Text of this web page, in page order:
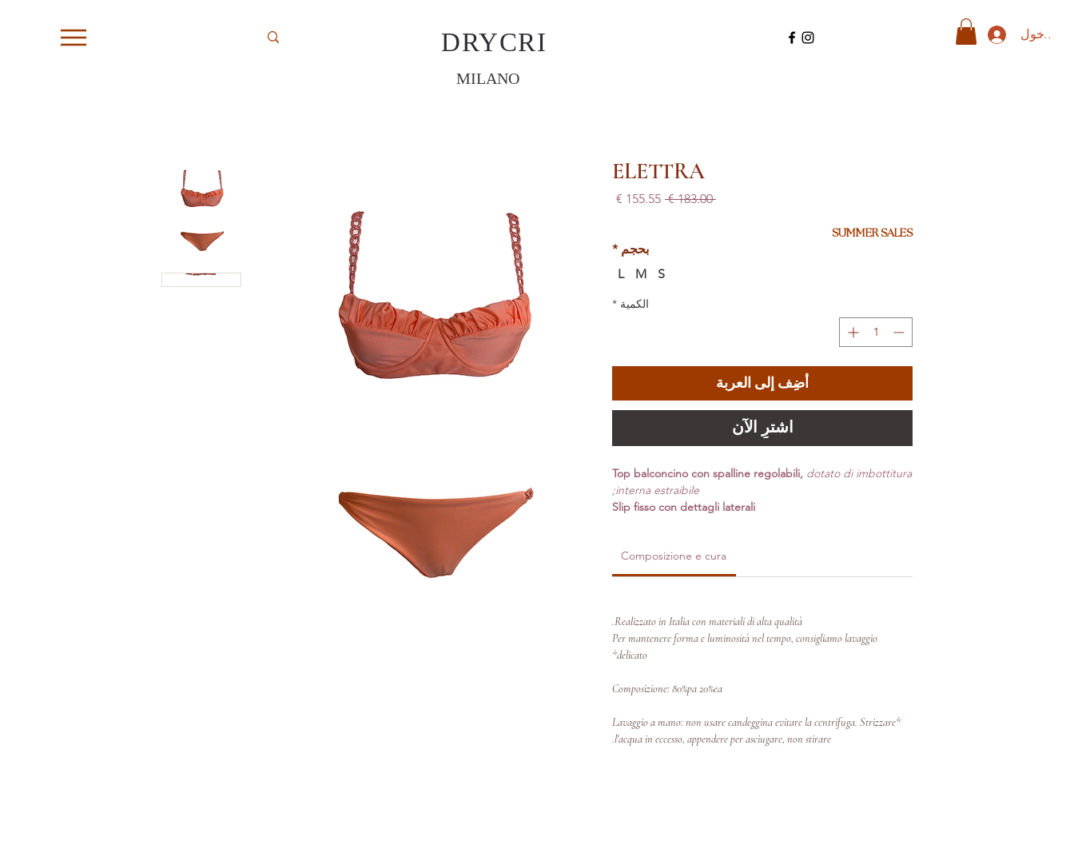
DRYCRI
MILANO
الدخول
ELETTRA
‏183.00 €
سعر
سعر
SUMMER SALES
بحجم *
S
M
L
الكمية *
أضِف إلى العربة
اشترِ الآن
Top balconcino con spalline regolabili, dotato di imbottitura
interna estraibile;
Slip fisso con dettagli laterali
Composizione e cura
Realizzato in Italia con materiali di alta qualità.
Per mantenere forma e luminosità nel tempo, consigliamo lavaggio
delicato*
Composizione: 80%pa 20%ea
*Lavaggio a mano: non usare candeggina evitare la centrifuga. Strizzare
l'acqua in eccesso, appendere per asciugare, non stirare.